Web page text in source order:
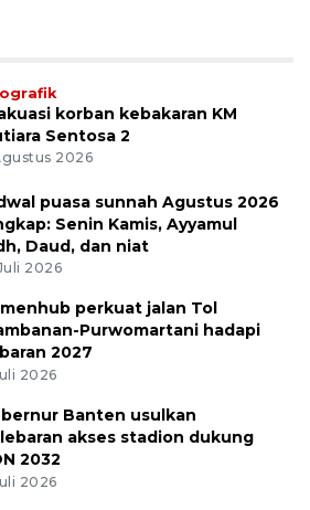
korban kebakaran KM
Sentosa 2
2026
puasa sunnah Agustus 2026
Senin Kamis, Ayyamul
Daud, dan niat
2026
perkuat jalan Tol
Purwomartani hadapi
2027
2026
Banten usulkan
akses stadion dukung
2032
2026